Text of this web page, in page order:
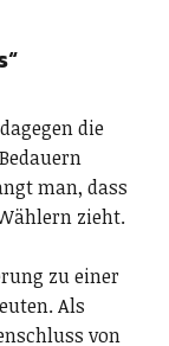
die
man, dass
zieht.
zu einer
Als
von